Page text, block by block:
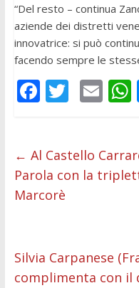
“Del resto – continua
aziende dei distretti
innovatrice: si può
facendo sempre le
F
b
o
o
T
er
E
l
← Al Castello
Parola con la
Marcorè
Silvia Carpanese
complimenta con il